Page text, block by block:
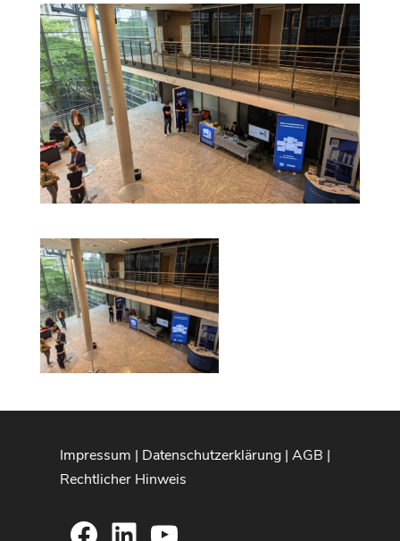
Impressum | Datenschutzerklärung |AGB |
Rechtlicher Hinweis